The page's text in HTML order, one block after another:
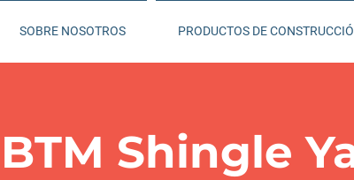
SOBRE NOSOTROS PRODUCTOS DE
BTM Shingle